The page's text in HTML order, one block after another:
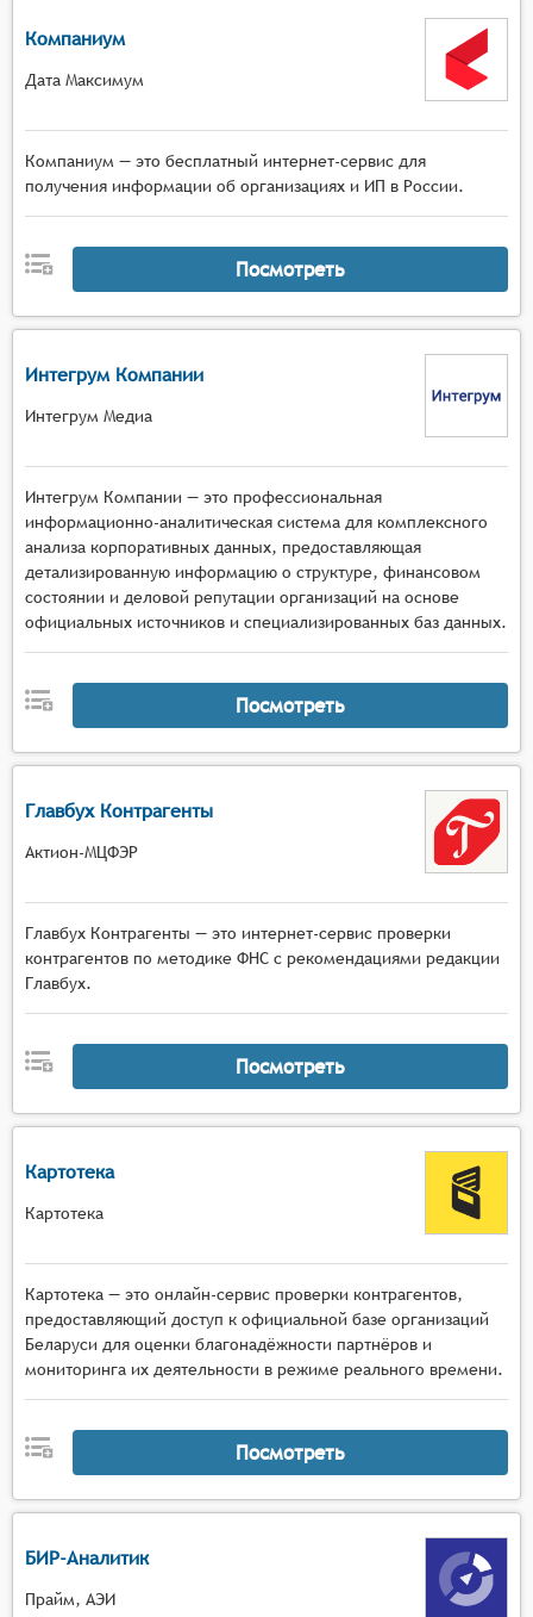
Компаниум
Дата Максимум
Компаниум — это бесплатный интернет-сервис для
получения информации об организациях и ИП в России.
Посмотреть
Интегрум Компании
Интегрум Медиа
Интегрум Компании — это профессиональная
информационно-аналитическая система для комплексного
анализа корпоративных данных, предоставляющая
детализированную информацию о структуре, финансовом
состоянии и деловой репутации организаций на основе
официальных источников и специализированных баз данных.
Посмотреть
Главбух Контрагенты
Актион-МЦФЭР
Главбух Контрагенты — это интернет-сервис проверки
контрагентов по методике ФНС с рекомендациями редакции
Главбух.
Посмотреть
Картотека
Картотека
Картотека — это онлайн-сервис проверки контрагентов,
предоставляющий доступ к официальной базе организаций
Беларуси для оценки благонадёжности партнёров и
мониторинга их деятельности в режиме реального времени.
Посмотреть
БИР-Аналитик
Прайм, АЭИ